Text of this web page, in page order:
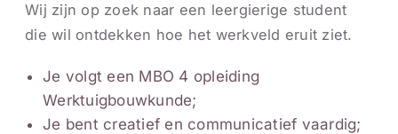
Wij zijn op zoek naar een leergierige student
die wil ontdekken hoe het werkveld eruit ziet.
Je volgt een MBO 4 opleiding
Werktuigbouwkunde;
Je bent creatief en communicatief vaardig;